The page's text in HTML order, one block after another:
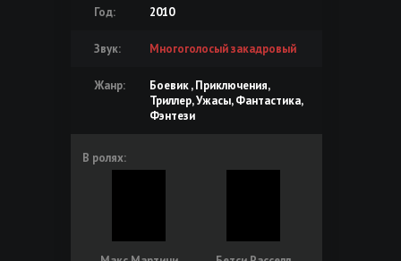
Год: 2010
Звук: Многоголосый закадровый
Жанр:
Боевик , Приключения,
Триллер, Ужасы, Фантастика,
Фэнтези
В ролях: